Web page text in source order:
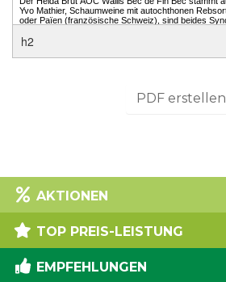
h2
PDF erstellen
AKTIONEN
TOP PREIS-LEISTUNG
EMPFEHLUNGEN